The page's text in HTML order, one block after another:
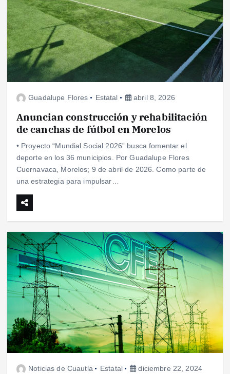
Guadalupe Flores Estatal abril 8, 2026
Anuncian construcción y rehabilitación
de canchas de fútbol en Morelos
• Proyecto “Mundial Social 2026” busca fomentar el
deporte en los 36 municipios. Por Guadalupe Flores
Cuernavaca, Morelos; 9 de abril de 2026. Como parte de
una estrategia para impulsar…
Noticias de Cuautla Estatal diciembre 22, 2024